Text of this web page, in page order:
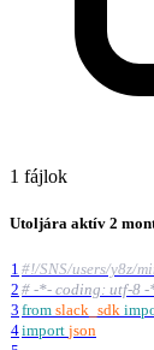
1 fájlok
Utoljára aktív 2
1 #!/SNS/users/y8z/
2 # -*- coding: utf-8 -
3 from slack_sdk
4import json